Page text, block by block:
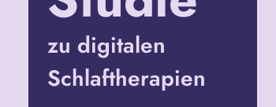
zu digitalen
Schlaftherapien